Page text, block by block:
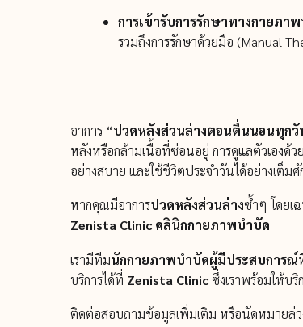
การเข้ารับการรักษาทางกายภา
รวมถึงการรักษาด้วยมือ (Manual
อาการ “ปวดหลังส่วนล่างตอนตื่นนอนทุกวั
หลังหรือกล้ามเนื้อที่ซ่อนอยู่ การดูแลตัวเองด้
อย่างสบาย และใช้ชีวิตประจำวันได้อย่างเต็ม
หากคุณมีอาการปวดหลังส่วนล่างซ้ำๆ โดยเ
Zenista Clinic คลินิกกายภาพบำบัด
เรามีทีมนักกายภาพบำบัดผู้มีประสบการณ์
บริการได้ที่ Zenista Clinic ซึ่งเราพร้อมให้บริ
ติดต่อสอบถามข้อมูลเพิ่มเติม หรือนัดหมายล่